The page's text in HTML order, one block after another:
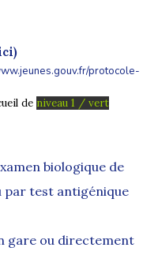
protocole-
de niveau 1 / vert
biologique de
par test antigénique
gare ou directement